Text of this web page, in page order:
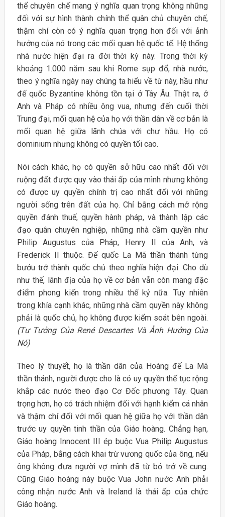
thể chuyên chế mang ý nghĩa quan trọng không những
đối với sự hình thành chính thể quân chủ chuyên chế,
thậm chí còn có ý nghĩa quan trọng hơn đối với ảnh
hưởng của nó trong các mối quan hệ quốc tế. Hệ thống
nhà nước hiện đại ra đời thời kỳ này. Trong thời kỳ
khoảng 1.000 năm sau khi Rome sụp đổ, nhà nước,
theo ý nghĩa ngày nay chúng ta hiểu về từ này, hầu như
đế quốc Byzantine không tồn tại ở Tây Âu. Thật ra, ở
Anh và Pháp có nhiều ông vua, nhưng đến cuối thời
Trung đại, mối quan hệ của họ với thần dân về cơ bản là
mối quan hệ giữa lãnh chúa với chư hầu. Họ có
dominium nhưng không có quyền tối cao.
Nói cách khác, họ có quyền sở hữu cao nhất đối với
ruộng đất được quy vào thái ấp của mình nhưng không
có được uy quyền chính trị cao nhất đối với những
người sống trên đất của họ. Chỉ bằng cách mở rộng
quyền đánh thuế, quyền hành pháp, và thành lập các
đạo quân chuyên nghiệp, những nhà cầm quyền như
Philip Augustus của Pháp, Henry II của Anh, và
Frederick II thuộc. Đế quốc La Mã thần thánh từng
bướu trở thành quốc chủ theo nghĩa hiện đại. Cho dù
như thế, lãnh địa của họ về cơ bản vẫn còn mang đặc
điểm phong kiến trong nhiều thế kỷ nữa. Tuy nhiên
trong khía cạnh khác, những nhà cầm quyền này không
phải là quốc chủ, họ không được kiểm soát bên ngoài.
(Tư Tưởng Của René Descartes Và Ảnh Hưởng Của
Nó)
Theo lý thuyết, họ là thần dân của Hoàng đế La Mã
thần thánh, người được cho là có uy quyền thế tục rộng
khắp các nước theo đạo Cơ Đốc phương Tây. Quan
trọng hơn, họ có trách nhiệm đối với hạnh kiểm cá nhân
và thậm chí đối với mối quan hệ giữa họ với thần dân
trước uy quyền tinh thần của Giáo hoàng. Chẳng hạn,
Giáo hoàng Innocent III ép buộc Vua Philip Augustus
của Pháp, bằng cách khai trừ vương quốc của ông, nếu
ông không đưa người vợ mình đã từ bỏ trở về cung.
Cũng Giáo hoàng này buộc Vua John nước Anh phải
công nhận nước Anh và Ireland là thái ấp của chức
Giáo hoàng.